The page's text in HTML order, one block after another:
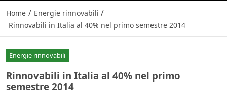
Home / Energie rinnovabili /
Rinnovabili in Italia al 40% nel primo semestre 2014
Energie rinnovabili
Rinnovabili in Italia al 40% nel primo
semestre 2014